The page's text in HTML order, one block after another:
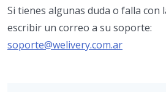
Si tienes algunas duda o falla con
escribir un correo a su soporte:
soporte@welivery.com.ar